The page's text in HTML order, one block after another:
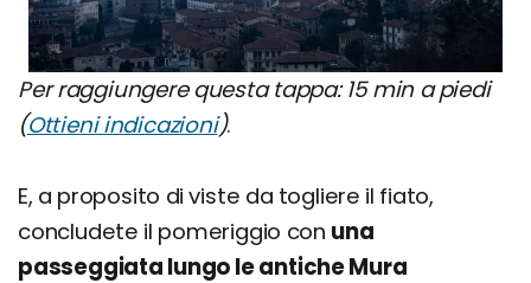
Per raggiungere questa tappa: 15 min a piedi
(Ottieni indicazioni).
E, a proposito di viste da togliere il fiato,
concludete il pomeriggio con una
passeggiata lungo le antiche Mura